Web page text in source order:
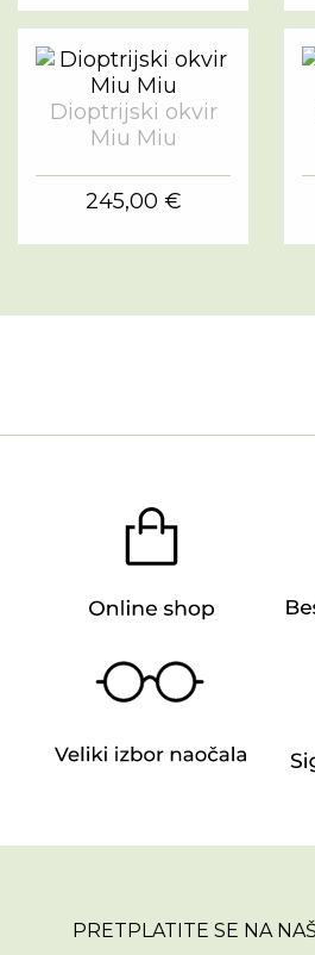
Dioptrijski okvir
Miu Miu
245,00 €
PRETPLATITE SE NA